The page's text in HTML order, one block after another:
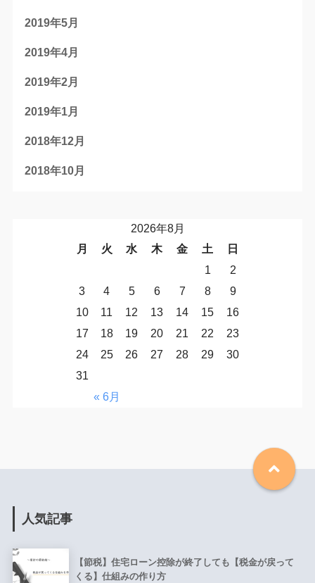
2019年5月
2019年4月
2019年2月
2019年1月
2018年12月
2018年10月
2026年8月
月
火 水 木 金 土 日
« 6月
1
2
3
4 5 6 7 8
9
10
11 12 13 14 15
16
17
18 19 20 21 22
23
24
25 26 27 28 29
30
31
人気記事
【節税】住宅ローン控除が終了しても【税金が戻って
くる】仕組みの作り方